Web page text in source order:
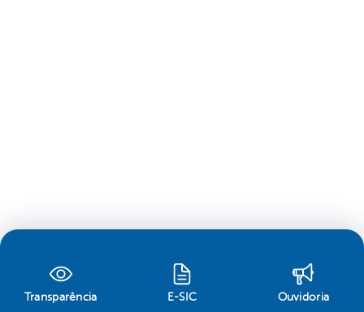
Transparência E-SIC Ouvidoria